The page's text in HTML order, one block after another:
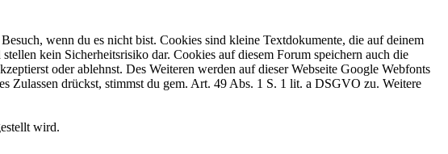
wenn du es nicht bist. Cookies sind kleine Textdokumente, die auf deinem
kein Sicherheitsrisiko dar. Cookies auf diesem Forum speichern auch die
oder ablehnst. Des Weiteren werden auf dieser Webseite Google Webfonts
Zulassen drückst, stimmst du gem. Art. 49 Abs. 1 S. 1 lit. a DSGVO zu. Weitere
wird.